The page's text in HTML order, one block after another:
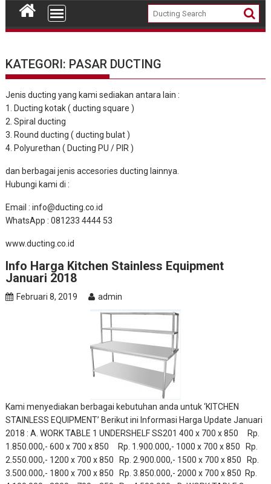
KATEGORI: PASAR DUCTING
Jenis ducting yang kami sediakan antara lain :
1. Ducting kotak ( ducting square )
2. Spiral ducting
3. Round ducting ( ducting bulat )
4. Polyurethan ( Ducting PU / PIR )
dan berbagai jenis accesories ducting lainnya.
Hubungi kami di :
Email : info@ducting.co.id
WhatsApp : 081233 4444 53
www.ducting.co.id
Info Harga Kitchen Stainless Equipment
Januari 2018
Februari 8, 2019 admin
Kami menyediakan berbagai kebutuhan anda untuk ‘KITCHEN
STAINLESS EQUIPMENT’ Berikut ini Informasi Harga Update Januari
2018 : A. WORK TABLE 1 UNDERSHELF SS201 400 x 700 x 850 Rp.
1.850.000,- 600 x 700 x 850 Rp. 1.900.000,- 1000 x 700 x 850 Rp.
2.550.000,- 1200 x 700 x 850 Rp. 2.900.000,- 1500 x 700 x 850 Rp.
3.500.000,- 1800 x 700 x 850 Rp. 3.850.000,- 2000 x 700 x 850 Rp.